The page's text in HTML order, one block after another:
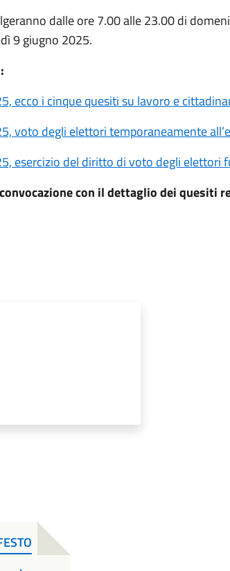
dalle ore 7.00 alle 23.00 di
9 giugno 2025.
ecco i cinque quesiti su lavoro e
voto degli elettori temporaneamente
esercizio del diritto di voto degli elettori
con il dettaglio dei quesiti